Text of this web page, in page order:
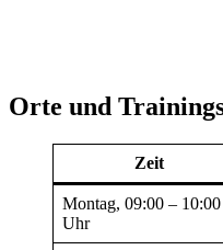
Orte und
Zeit
Montag, 09:00 – 10:00
Uhr